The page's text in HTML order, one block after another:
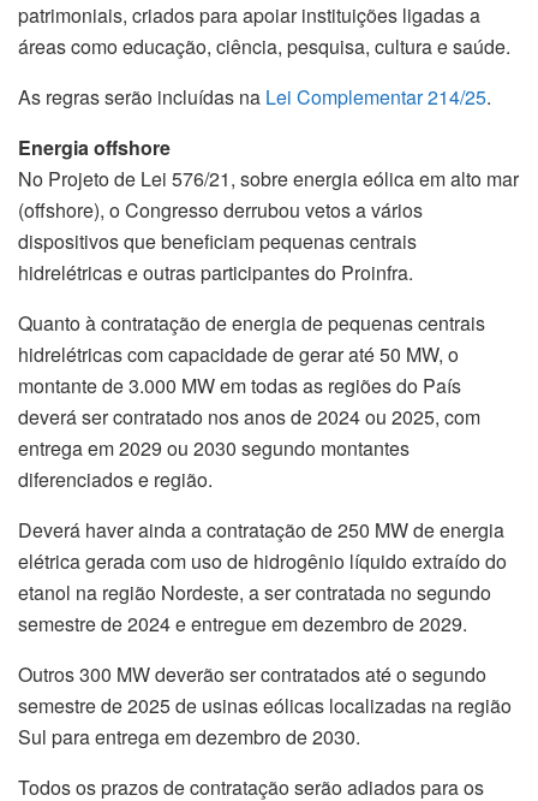
patrimoniais, criados para apoiar instituições ligadas a
áreas como educação, ciência, pesquisa, cultura e saúde.
As regras serão incluídas na Lei Complementar 214/25.
Energia offshore
No Projeto de Lei 576/21, sobre energia eólica em alto mar
(offshore), o Congresso derrubou vetos a vários
dispositivos que beneficiam pequenas centrais
hidrelétricas e outras participantes do Proinfra.
Quanto à contratação de energia de pequenas centrais
hidrelétricas com capacidade de gerar até 50 MW, o
montante de 3.000 MW em todas as regiões do País
deverá ser contratado nos anos de 2024 ou 2025, com
entrega em 2029 ou 2030 segundo montantes
diferenciados e região.
Deverá haver ainda a contratação de 250 MW de energia
elétrica gerada com uso de hidrogênio líquido extraído do
etanol na região Nordeste, a ser contratada no segundo
semestre de 2024 e entregue em dezembro de 2029.
Outros 300 MW deverão ser contratados até o segundo
semestre de 2025 de usinas eólicas localizadas na região
Sul para entrega em dezembro de 2030.
Todos os prazos de contratação serão adiados para os